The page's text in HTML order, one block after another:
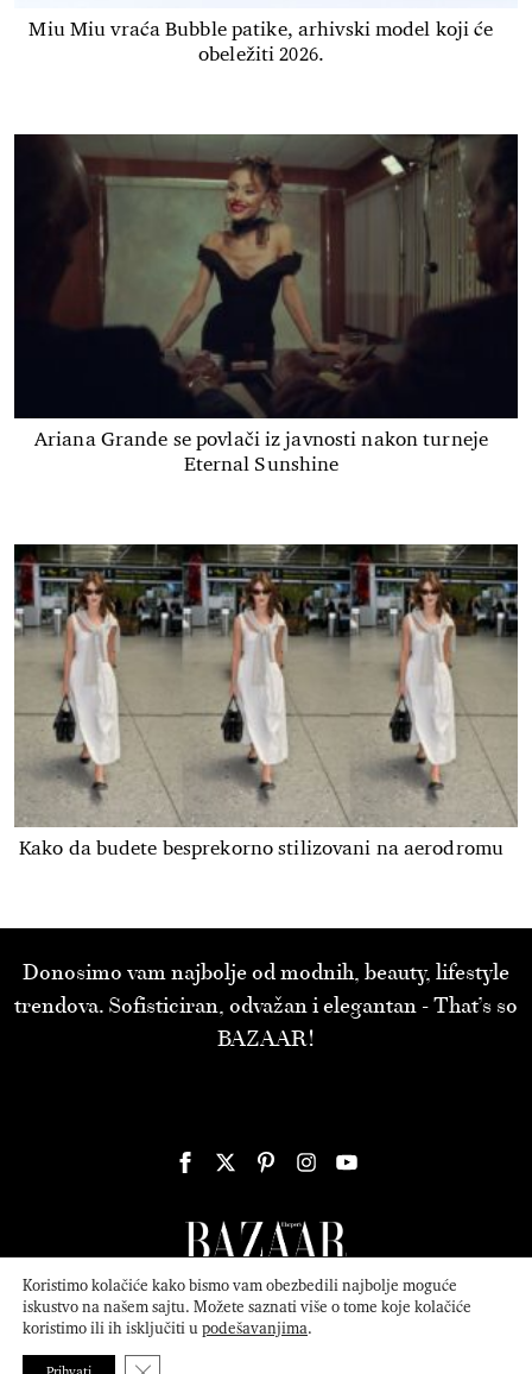
Miu Miu vraća Bubble patike, arhivski model koji će
obeležiti 2026.
Ariana Grande se povlači iz javnosti nakon turneje
Eternal Sunshine
Kako da budete besprekorno stilizovani na aerodromu
Donosimo vam najbolje od modnih, beauty, lifestyle
trendova. Sofisticiran, odvažan i elegantan - That’s so
BAZAAR!
© 2026ATTICA MEDIASerbia, Inc. All Rights Reserved.
Koristimo kolačiće kako bismo vam obezbedili najbolje moguće
iskustvo na našem sajtu. Možete saznati više o tome koje kolačiće
koristimo ili ih isključiti upodešavanjima.
Close GDPR Cookie Banner